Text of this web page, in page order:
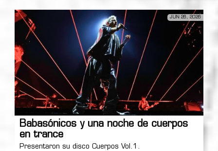
JUN 26, 2026
Babasónicos y una noche de cuerpos
en trance
Presentaron su disco Cuerpos Vol.1.